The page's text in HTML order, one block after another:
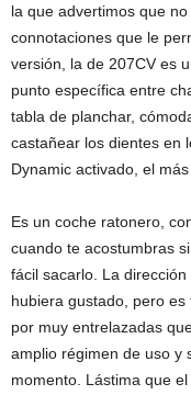
la que advertimos que
connotaciones que le
versión, la de 207CV es
punto específica entre
tabla de planchar,
castañear los dientes en
Dynamic activado, el
Es un coche ratonero,
cuando te acostumbras
fácil sacarlo. La
hubiera gustado, pero
por muy entrelazadas
amplio régimen de uso y
momento. Lástima que